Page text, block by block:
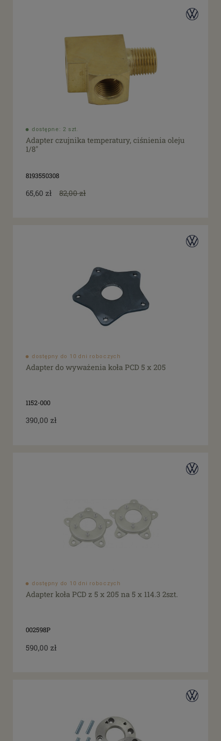
dostępne: 2 szt.
Adapter czujnika temperatury, ciśnienia oleju
1/8"
8193550308
65,60 zł 82,00 zł
dostępny do 10 dni roboczych
Adapter do wyważenia koła PCD 5 x 205
1152-000
390,00 zł
dostępny do 10 dni roboczych
Adapter koła PCD z 5 x 205 na 5 x 114.3 2szt.
002598P
590,00 zł